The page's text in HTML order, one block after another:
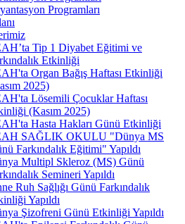
Programları
Tip 1 Diyabet Eğitimi ve
Etkinliği
Organ Bağış Haftası Etkinliği
2025)
Lösemili Çocuklar Haftası
(Kasım 2025)
Hasta Hakları Günü Etkinliği
SAĞLIK OKULU "Dünya MS
Farkındalık Eğitimi" Yapıldı
Multipl Skleroz (MS) Günü
Semineri Yapıldı
Ruh Sağlığı Günü Farkındalık
Yapıldı
Şizofreni Günü Etkinliği Yapıldı